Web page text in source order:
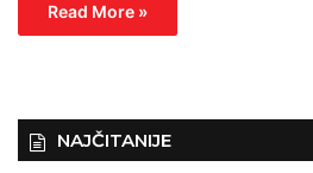
Read More »
NAJČITANIJE